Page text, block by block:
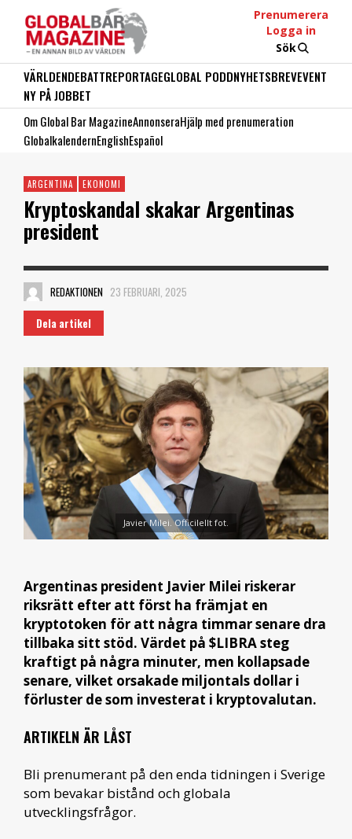
Prenumerera
Logga in
Sök
VÄRLDENDEBATTREPORTAGEGLOBAL PODDNYHETSBREVEVENT
NY PÅ JOBBET
Om Global Bar MagazineAnnonseraHjälp med prenumeration
GlobalkalendernEnglishEspañol
ARGENTINA EKONOMI
Kryptoskandal skakar Argentinas
president
REDAKTIONEN 23 FEBRUARI, 2025
Dela artikel
Javier Milei. Officilellt fot.
Argentinas president Javier Milei riskerar
riksrätt efter att först ha främjat en
kryptotoken för att några timmar senare dra
tillbaka sitt stöd. Värdet på $LIBRA steg
kraftigt på några minuter, men kollapsade
senare, vilket orsakade miljontals dollar i
förluster de som investerat i kryptovalutan.
ARTIKELN ÄR LÅST
Bli prenumerant på den enda tidningen i Sverige
som bevakar bistånd och globala
utvecklingsfrågor.